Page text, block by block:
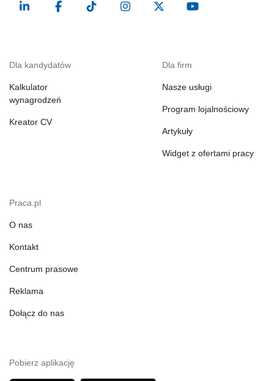
Dla kandydatów
Kalkulator
wynagrodzeń
Kreator CV
Dla firm
Nasze usługi
Program lojalnościowy
Artykuły
Widget z ofertami pracy
Praca.pl
O nas
Kontakt
Centrum prasowe
Reklama
Dołącz do nas
Pobierz aplikację